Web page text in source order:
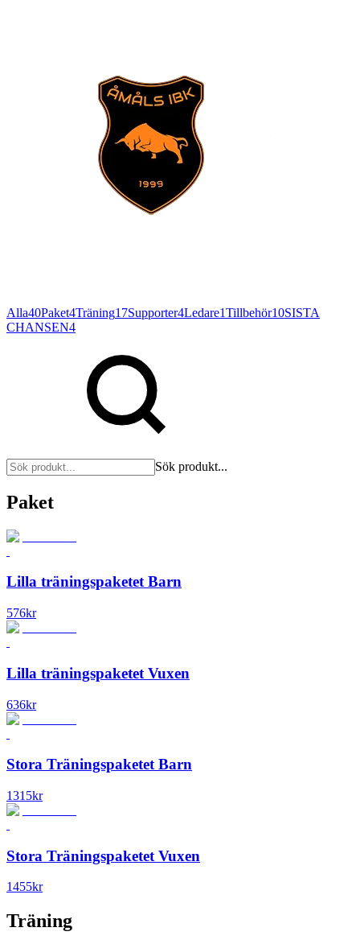
Alla40Paket4Träning17Supporter4Ledare1Tillbehör10SISTA
CHANSEN4
Sök produkt...
Paket
Lilla träningspaketet Barn
576kr
Lilla träningspaketet Vuxen
636kr
Stora Träningspaketet Barn
1315kr
Stora Träningspaketet Vuxen
1455kr
Träning